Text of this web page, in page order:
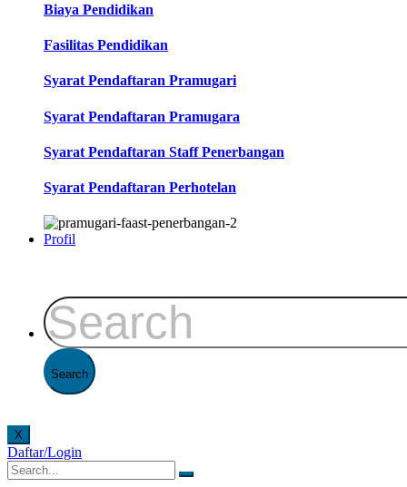
Biaya Pendidikan
Fasilitas Pendidikan
Syarat Pendaftaran Pramugari
Syarat Pendaftaran Pramugara
Syarat Pendaftaran Staff Penerbangan
Syarat Pendaftaran Perhotelan
Profil
X
Daftar/Login